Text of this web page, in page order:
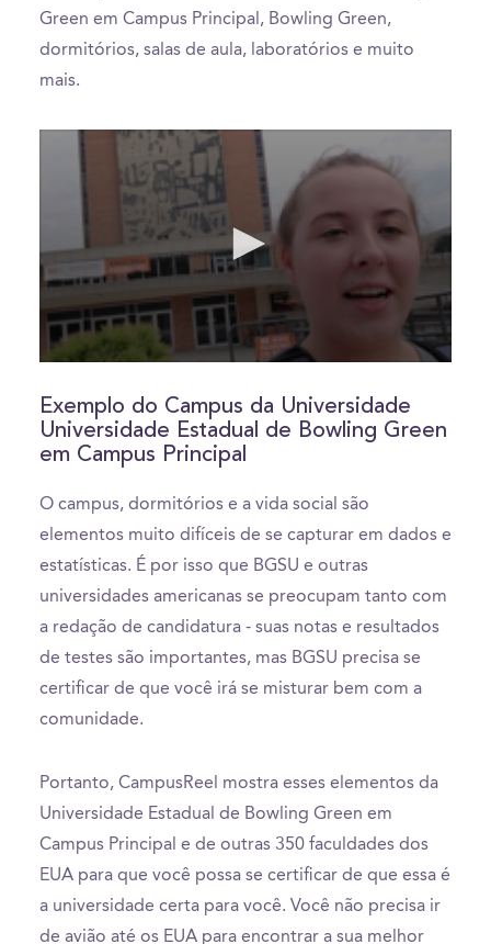
Green em Campus Principal, Bowling Green,
dormitórios, salas de aula, laboratórios e muito
mais.
of
0
seconds
Exemplo do Campus da Universidade
Universidade Estadual de Bowling Green
em Campus Principal
O campus, dormitórios e a vida social são
elementos muito difíceis de se capturar em dados e
estatísticas. É por isso que BGSU e outras
universidades americanas se preocupam tanto com
a redação de candidatura - suas notas e resultados
de testes são importantes, mas BGSU precisa se
certificar de que você irá se misturar bem com a
comunidade.
Portanto, CampusReel mostra esses elementos da
Universidade Estadual de Bowling Green em
Campus Principal e de outras 350 faculdades dos
EUA para que você possa se certificar de que essa é
a universidade certa para você. Você não precisa ir
de avião até os EUA para encontrar a sua melhor